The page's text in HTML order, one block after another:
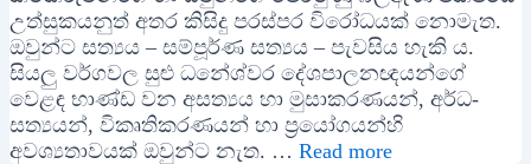
උත්සුකයනුත් අතර කිසිදු පරස්පර විරෝධයක් නොමැත.
ඔවුන්ට සත්‍යය – සම්පූර්ණ සත්‍යය – පැවසිය හැකි ය.
සියලු වර්ගවල සුළු ධනේශ්වර දේශපාලනඥයන්ගේ
වෙළඳ භාණ්ඩ වන අසත්‍යය හා මුසාකරණයන්, අර්ධ-
සත්‍යයන්, විකෘතිකරණයන් හා ප්‍රයෝගයන්හි
අවශ්‍යතාවයක් ඔවුන්ට නැත. … Read more